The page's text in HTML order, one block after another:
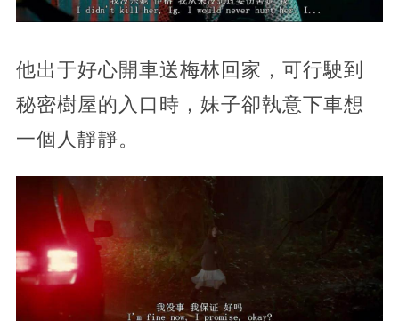
他出于好心開車送梅林回家，可行駛到
秘密樹屋的入口時，妹子卻執意下車想
一個人靜靜。